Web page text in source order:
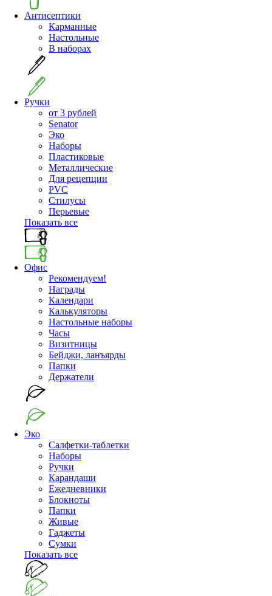
Антисептики
Карманные
Настольные
В наборах
Ручки
от 3 рублей
Senator
Эко
Наборы
Пластиковые
Металлические
Для рецепции
PVC
Стилусы
Перьевые
Показать все
Офис
Рекомендуем!
Награды
Календари
Калькуляторы
Настольные наборы
Часы
Визитницы
Бейджи, ланъярды
Папки
Держатели
Эко
Салфетки-таблетки
Наборы
Ручки
Карандаши
Ежедневники
Блокноты
Папки
Живые
Гаджеты
Сумки
Показать все